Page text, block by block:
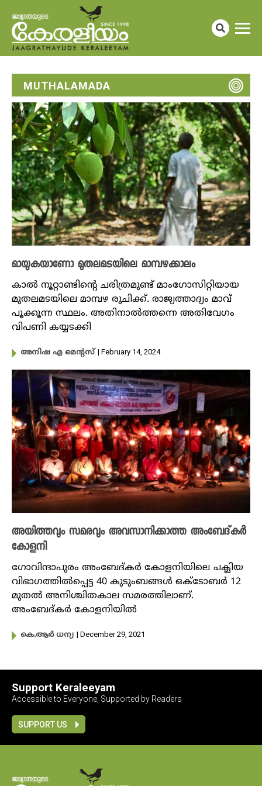
MUTHALAMADA
മായുകയാണോ മുതലമടയിലെ മാമ്പഴക്കാലം
കാൽ നൂറ്റാണ്ടിന്റെ ചരിത്രമുണ്ട് മാം​ഗോസിറ്റിയായ
മുതലമടയിലെ മാമ്പഴ രുചിക്ക്. രാജ്യത്താദ്യം മാവ്
പൂക്കൂന്ന സ്ഥലം. അതിനാൽത്തന്നെ അതിവേ​ഗം
വിപണി കയ്യടക്കി
അനിഷ എ മെന്റസ് | February 14, 2024
അയിത്തവും സമരവും അവസാനിക്കാത്ത അംബേദ്കർ
കോളനി
ഗോവിന്ദാപുരം അംബേദ്കർ കോളനിയിലെ ചക്ലിയ
വിഭാ​ഗത്തിൽപ്പെട്ട 40 കുടുംബങ്ങൾ ഒക്ടോബർ 12
മുതൽ അനിശ്ചിതകാല സമരത്തിലാണ്.
അംബേദ്കർ കോളനിയിൽ
കെ.ആർ ധന്യ | December 29, 2021
Support Keraleeyam
Accessible to Everyone, Supported by Readers
SUPPORT US